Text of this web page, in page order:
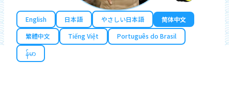
English 日本語 やさしい日本語
简体中文
繁體中文
Tiếng Việt
Português do Brasil
န်မာ